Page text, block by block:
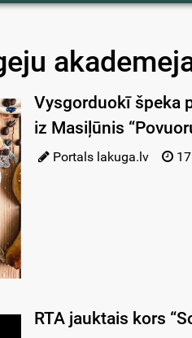
Vysgorduokī špeka
iz Masiļūnis
Portals lakuga.lv
RTA jauktais kors